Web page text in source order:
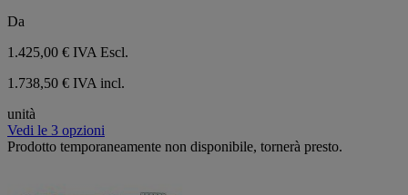
Da
1.425,00 € IVA Escl.
1.738,50 € IVA incl.
unità
Vedi le 3 opzioni
Prodotto temporaneamente non disponibile, tornerà presto.